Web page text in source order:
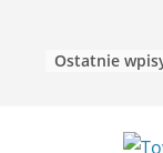
Ostatnie